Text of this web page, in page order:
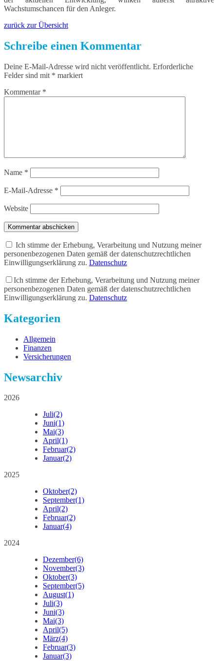
Wachstumschancen für den Anleger.
zurück zur Übersicht
Schreibe einen Kommentar
Deine E-Mail-Adresse wird nicht veröffentlicht. Erforderliche
Felder sind mit * markiert
Kommentar *
Name *
E-Mail-Adresse *
Website
Kommentar abschicken
Ich stimme der Erhebung, Verarbeitung und Nutzung meiner
personenbezogenen Daten gemäß der datenschutzrechtlichen
Einwilligungserklärung zu. Datenschutz
Ich stimme der Erhebung, Verarbeitung und Nutzung meiner
personenbezogenen Daten gemäß der datenschutzrechtlichen
Einwilligungserklärung zu. Datenschutz
Kategorien
Allgemein
Finanzen
Versicherungen
Newsarchiv
2026
Juli(2)
Juni(1)
Mai(3)
April(1)
Februar(2)
Januar(2)
2025
Oktober(2)
September(1)
April(2)
Februar(2)
Januar(4)
2024
Dezember(6)
November(3)
Oktober(3)
September(5)
August(1)
Juli(3)
Juni(3)
Mai(3)
April(5)
März(4)
Februar(3)
Januar(3)